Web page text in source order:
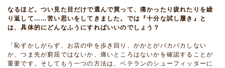
なるほど。つい見た目だけで選んで買って、痛かったり疲れたりを繰
り返して……苦い思いをしてきました。では『十分な試し履き』と
は、具体的にどんなふうにすればいいのでしょう？
「恥ずかしがらず、お店の中を歩き回り、かかとがパカパカしない
か、つま先が窮屈ではないか、痛いところはないかを確認することが
重要です。そしてもう一つの方法は、ベテランのシューフィッターに